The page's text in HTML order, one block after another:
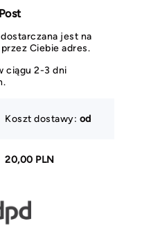
dostarczana jest na
Ciebie adres.
ciągu 2-3 dni
Koszt dostawy: od
20,00 PLN